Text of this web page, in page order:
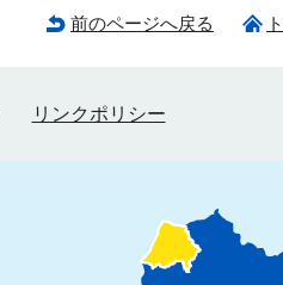
前のページへ戻る
リンクポリシー